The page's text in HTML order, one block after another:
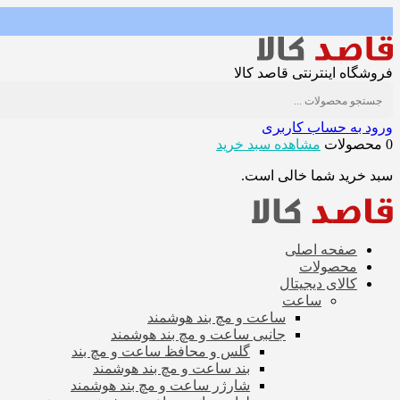
فروشگاه اینترنتی قاصد کالا
ورود به حساب کاربری
0 محصولات
مشاهده سبد خرید
سبد خرید شما خالی است.
صفحه اصلی
محصولات
کالای دیجیتال
ساعت
ساعت و مچ بند هوشمند
جانبی ساعت و مچ بند هوشمند
گلس و محافظ ساعت و مچ بند
بند ساعت و مچ بند هوشمند
شارژر ساعت و مچ بند هوشمند